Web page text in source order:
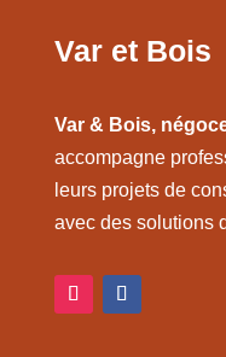
Var et Bois
Var & Bois,
accompagne
leurs projets de
avec des solutions